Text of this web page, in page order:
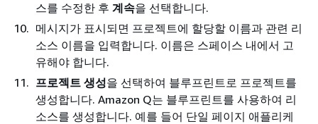
스를 수정한 후 계속을 선택합니다.
메시지가 표시되면 프로젝트에 할당할 이름과 관련 리
소스 이름을 입력합니다. 이름은 스페이스 내에서 고
유해야 합니다.
프로젝트 생성을 선택하여 블루프린트로 프로젝트를
생성합니다. Amazon Q는 블루프린트를 사용하여 리
소스를 생성합니다. 예를 들어 단일 페이지 애플리케